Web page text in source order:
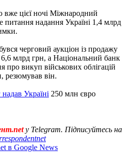
вже цієї ночі Міжнародний
питання надання Україні 1,4 млрд
черговий аукціон із продажу
6,6 млрд грн, а Національний банк
про викуп військових облігацій
резюмував він.
Україні 250 млн євро
у Telegram. Підписуйтесь на
в Google News